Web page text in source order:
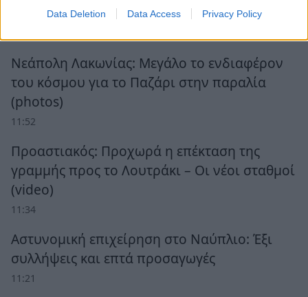
Data Deletion Data Access Privacy Policy
και τη ΔΥΠΑ έως τις 14 Αυγούστου
Νεάπολη Λακωνίας: Μεγάλο το ενδιαφέρον
του κόσμου για το Παζάρι στην παραλία
(photos)
11:52
Προαστιακός: Προχωρά η επέκταση της
γραμμής προς το Λουτράκι – Οι νέοι σταθμοί
(video)
11:34
Αστυνομική επιχείρηση στο Ναύπλιο: Έξι
συλλήψεις και επτά προσαγωγές
11:21